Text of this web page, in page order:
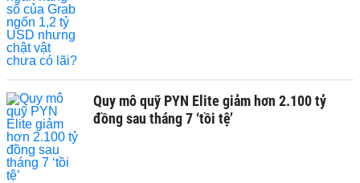
Quy mô quỹ PYN Elite giảm hơn 2.100 tỷ
đồng sau tháng 7 ‘tồi tệ’